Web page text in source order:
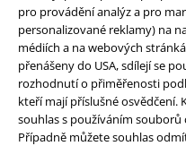
pro provádění analýz a pro
personalizované reklamy) na
médiích a na webových
přenášeny do USA, sdílejí se
rozhodnutí o přiměřenosti
kteří mají příslušné osvědčení.
souhlas s používáním
Případně můžete souhlas
Balíkovna